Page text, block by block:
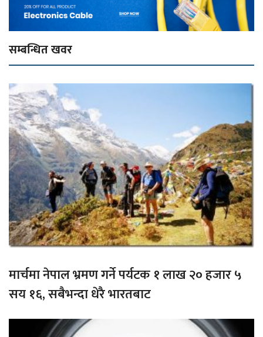
सम्बन्धित खवर
मार्चमा नेपाल भ्रमण गर्ने पर्यटक १ लाख २० हजार ५
सय १६, सबैभन्दा धेरै भारतबाट